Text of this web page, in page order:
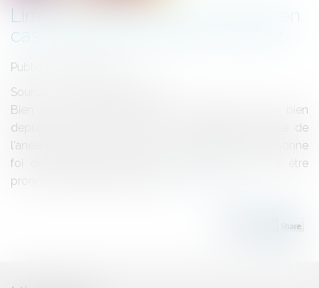
Limites à la restitution des fruits en
cas d’anéantissement du contrat
Publié le :
Source :
Bien que la restitution des fruits générés par le bien
depuis la vente constitue une conséquence légale de
l'anéantissement du contrat, sa subordination à la bonne
foi du possesseur justifie que celle-ci ne puisse être
prononcée d’office par le juge...